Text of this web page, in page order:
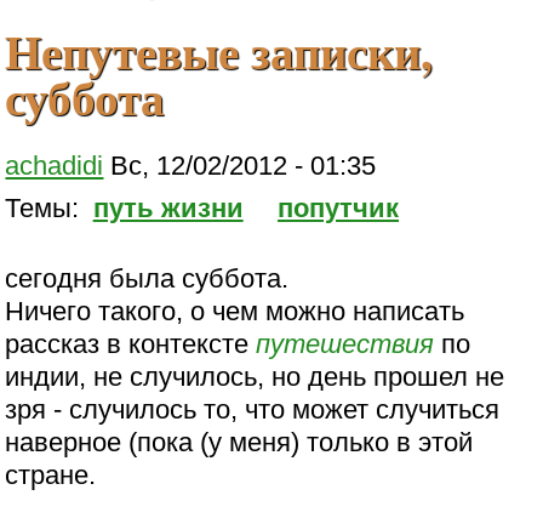
Непутевые записки,
суббота
achadidi Вс, 12/02/2012 - 01:35
Темы: путь жизни попутчик
сегодня была суббота.
Ничего такого, о чем можно написать
рассказ в контекстепутешествия по
индии, не случилось, но день прошел не
зря - случилось то, что может случиться
наверное (пока (у меня) только в этой
стране.